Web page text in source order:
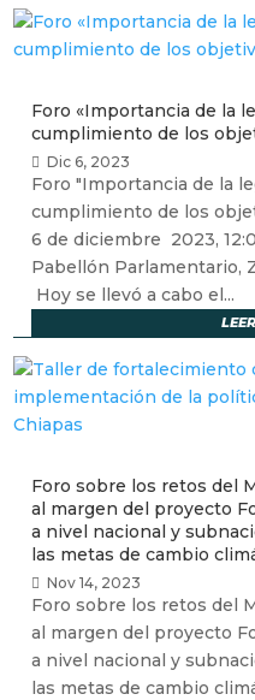
Foro «Importancia de la
cumplimiento de los
Dic 6, 2023
Foro "Importancia de la
cumplimiento de los
6 de diciembre 2023,
Pabellón Parlamentario,
Hoy se llevó a cabo el...
Foro sobre los retos del
al margen del proyecto
a nivel nacional y
las metas de cambio
Nov 14, 2023
Foro sobre los retos del
al margen del proyecto
a nivel nacional y
las metas de cambio